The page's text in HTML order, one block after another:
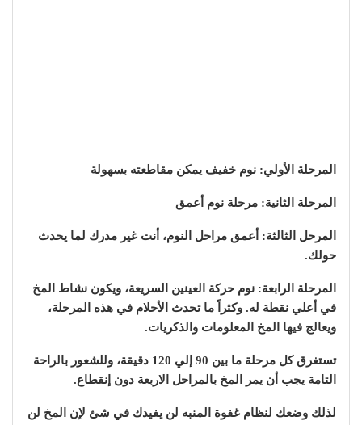
المرحلة الأولي: نوم خفيف يمكن مقاطعته بسهولة
المرحلة الثانية: مرحلة نوم أعمق
المرحل الثالثة: أعمق مراحل النوم، أنت غير مدرك لما يحدث
حولك.
المرحلة الرابعة: نوم حركة العينين السريعة، ويكون نشاط المخ
في أعلي نقطة له. وكثراً ما تحدث الأحلام في هذه المرحلة،
ويعالج فيها المخ المعلومات والذكريات.
تستغرق كل مرحلة ما بين 90 إلي 120 دقيقة، وللشعور بالراحة
التامة يجب أن يمر المخ بالمراحل الاربعة دون إنقطاع.
لذلك وضعك لنظام غفوة المنبه لن يفيدك في شئ لإن المخ لن